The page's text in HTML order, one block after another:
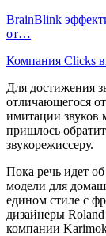
BrainBlink
от…
Компания Clicks
Для достижения
отличающегося
имитации звуков
пришлось
звукорежиссеру.
Пока речь идет
модели для
едином стиле с
дизайнеры
компании